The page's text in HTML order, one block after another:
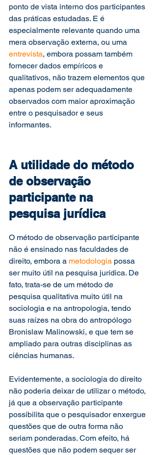
ponto de vista interno dos participantes
das práticas estudadas. E é
especialmente relevante quando uma
mera observação externa, ou uma
entrevista, embora possam também
fornecer dados empíricos e
qualitativos, não trazem elementos que
apenas podem ser adequadamente
observados com maior aproximação
entre o pesquisador e seus
informantes.
A utilidade do método
de observação
participante na
pesquisa jurídica
O método de observação participante
não é ensinado nas faculdades de
direito, embora a metodologia possa
ser muito útil na pesquisa jurídica. De
fato, trata-se de um método de
pesquisa qualitativa muito útil na
sociologia e na antropologia, tendo
suas raízes na obra do antropólogo
Bronislaw Malinowski, e que tem se
ampliado para outras disciplinas as
ciências humanas.
Evidentemente, a sociologia do direito
não poderia deixar de utilizar o método,
já que a observação participante
possibilita que o pesquisador enxergue
questões que de outra forma não
seriam ponderadas. Com efeito, há
questões que não podem sequer ser